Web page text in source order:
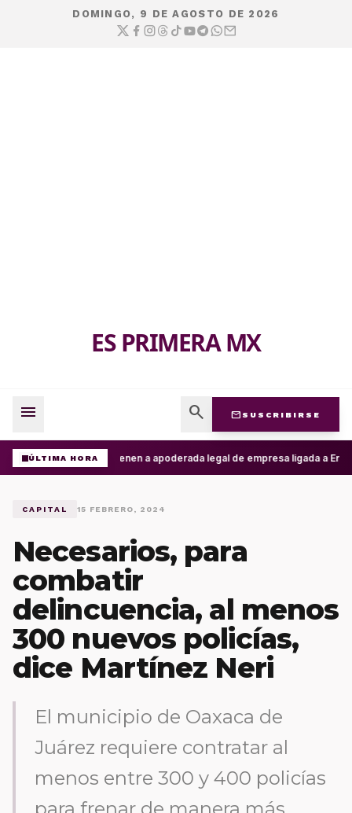
DOMINGO, 9 DE AGOSTO DE 2026
ES PRIMERA MX
menu search mail SUSCRIBIRSE
ÚLTIMA HORA Detienen a apoderada legal de empresa ligada a
CAPITAL 15 FEBRERO, 2024
Necesarios, para
combatir
delincuencia, al menos
300 nuevos policías,
dice Martínez Neri
El municipio de Oaxaca de
Juárez requiere contratar al
menos entre 300 y 400 policías